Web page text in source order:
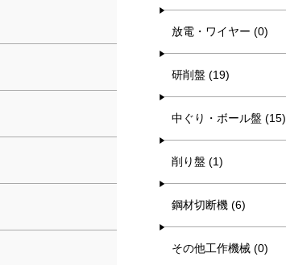
放電・ワイヤー (0)
研削盤 (19)
中ぐり・ボール盤 (15)
削り盤 (1)
鋼材切断機 (6)
その他工作機械 (0)